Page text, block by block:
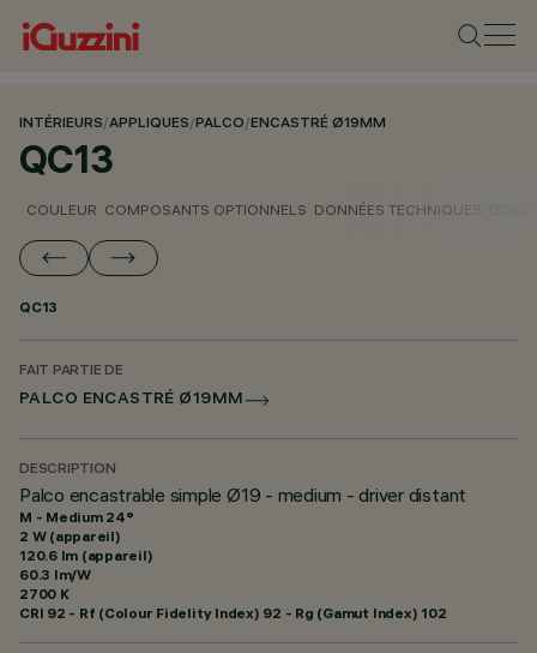
INTÉRIEURS/APPLIQUES/PALCO/ENCASTRÉ Ø19MM
QC13
COULEUR COMPOSANTS OPTIONNELS DONNÉES TECHNIQUES
QC13
FAIT PARTIE DE
PALCO ENCASTRÉ Ø19MM
DESCRIPTION
Palco encastrable simple Ø19 - medium - driver distant
M - Medium 24°
2 W (appareil)
120.6 lm (appareil)
60.3 lm/W
2700 K
CRI 92 - Rf (Colour Fidelity Index) 92 - Rg (Gamut Index) 102